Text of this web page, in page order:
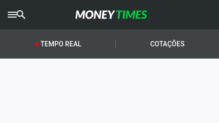
CRYPTOTIMES
AGROTIMES
TEMPO REAL COTAÇÕES